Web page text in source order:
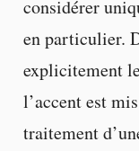
considérer
en particulier.
explicitement
l’accent est
traitement